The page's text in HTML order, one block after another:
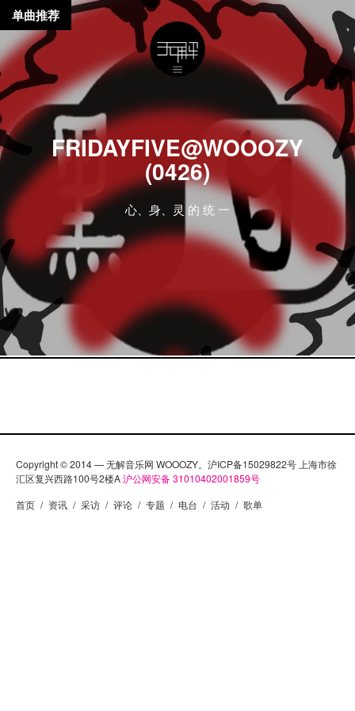
FRIDAYFIVE@WOOOZY
(0426)
心、身、灵 的 统 一
单曲推荐
Copyright © 2014 — 无解音乐网 WOOOZY。沪ICP备15029822号 上海市徐
汇区复兴西路100号2楼A沪公网安备 31010402001859号
首页 / 资讯 / 采访 / 评论 / 专题 / 电台 / 活动 / 歌单